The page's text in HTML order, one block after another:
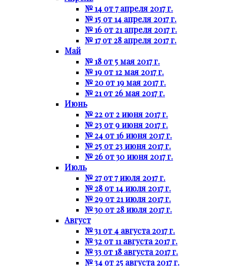
№ 14 от 7 апреля 2017 г.
№ 15 от 14 апреля 2017 г.
№ 16 от 21 апреля 2017 г.
№ 17 от 28 апреля 2017 г.
Май
№ 18 от 5 мая 2017 г.
№ 19 от 12 мая 2017 г.
№ 20 от 19 мая 2017 г.
№ 21 от 26 мая 2017 г.
Июнь
№ 22 от 2 июня 2017 г.
№ 23 от 9 июня 2017 г.
№ 24 от 16 июня 2017 г.
№ 25 от 23 июня 2017 г.
№ 26 от 30 июня 2017 г.
Июль
№ 27 от 7 июля 2017 г.
№ 28 от 14 июля 2017 г.
№ 29 от 21 июля 2017 г.
№ 30 от 28 июля 2017 г.
Август
№ 31 от 4 августа 2017 г.
№ 32 от 11 августа 2017 г.
№ 33 от 18 августа 2017 г.
№ 34 от 25 августа 2017 г.